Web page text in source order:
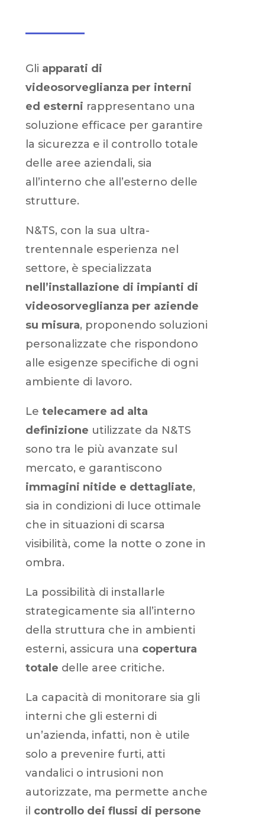
Gli apparati di
videosorveglianza per interni
ed esterni rappresentano una
soluzione efficace per garantire
la sicurezza e il controllo totale
delle aree aziendali, sia
all’interno che all’esterno delle
strutture.
N&TS, con la sua ultra-
trentennale esperienza nel
settore, è specializzata
nell’installazione di impianti di
videosorveglianza per aziende
su misura, proponendo soluzioni
personalizzate che rispondono
alle esigenze specifiche di ogni
ambiente di lavoro.
Le telecamere ad alta
definizione utilizzate da N&TS
sono tra le più avanzate sul
mercato, e garantiscono
immagini nitide e dettagliate,
sia in condizioni di luce ottimale
che in situazioni di scarsa
visibilità, come la notte o zone in
ombra.
La possibilità di installarle
strategicamente sia all’interno
della struttura che in ambienti
esterni, assicura una copertura
totale delle aree critiche.
La capacità di monitorare sia gli
interni che gli esterni di
un’azienda, infatti, non è utile
solo a prevenire furti, atti
vandalici o intrusioni non
autorizzate, ma permette anche
il controllo dei flussi di persone